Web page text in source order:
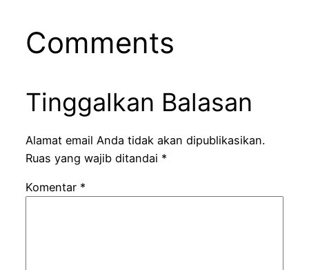
Comments
Tinggalkan Balasan
Alamat email Anda tidak akan dipublikasikan.
Ruas yang wajib ditandai *
Komentar *